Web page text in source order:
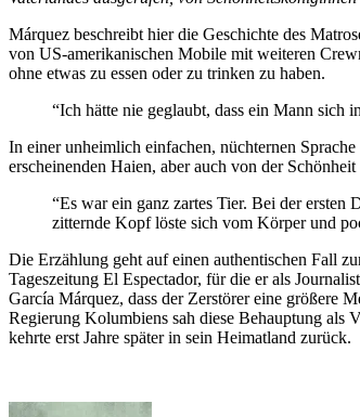
Márquez beschreibt hier die Geschichte des
von US-amerikanischen Mobile mit weiteren
ohne etwas zu essen oder zu trinken zu haben.
“Ich hätte nie geglaubt, dass ein Mann sich
In einer unheimlich einfachen, nüchternen
erscheinenden Haien, aber auch von der
“Es war ein ganz zartes Tier. Bei der
zitternde Kopf löste sich vom Körper und
Die Erzählung geht auf einen authentischen Fall
Tageszeitung El Espectador, für die er als
García Márquez, dass der Zerstörer eine größere
Regierung Kolumbiens sah diese Behauptung
kehrte erst Jahre später in sein Heimatland zurück.